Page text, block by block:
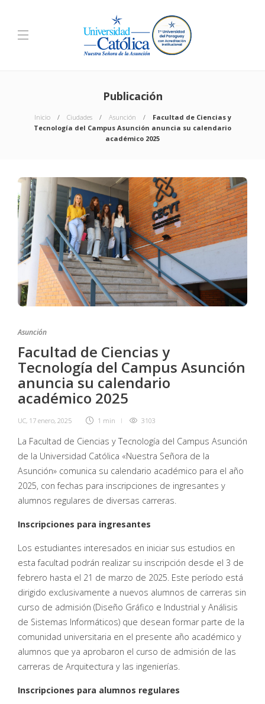
Publicación
Inicio Ciudades Asunción
Facultad de Ciencias y
Tecnología del Campus Asunción anuncia su calendario
académico 2025
Asunción
Facultad de Ciencias y
Tecnología del Campus Asunción
anuncia su calendario
académico 2025
UC, 17 enero, 2025 1 min 3103
La Facultad de Ciencias y Tecnología del Campus Asunción
de la Universidad Católica «Nuestra Señora de la
Asunción» comunica su calendario académico para el año
2025, con fechas para inscripciones de ingresantes y
alumnos regulares de diversas carreras.
Inscripciones para ingresantes
Los estudiantes interesados en iniciar sus estudios en
esta facultad podrán realizar su inscripción desde el 3 de
febrero hasta el 21 de marzo de 2025. Este período está
dirigido exclusivamente a nuevos alumnos de carreras sin
curso de admisión (Diseño Gráfico e Industrial y Análisis
de Sistemas Informáticos) que desean formar parte de la
comunidad universitaria en el presente año académico y
alumnos que ya aprobaron el curso de admisión de las
carreras de Arquitectura y las ingenierías.
Inscripciones para alumnos regulares